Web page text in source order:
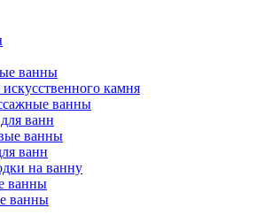
ванны
камня
ванны
ванн
ванны
ванн
на ванну
ванны
ванны